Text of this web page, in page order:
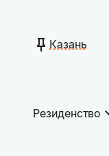
Казань
Резиденство